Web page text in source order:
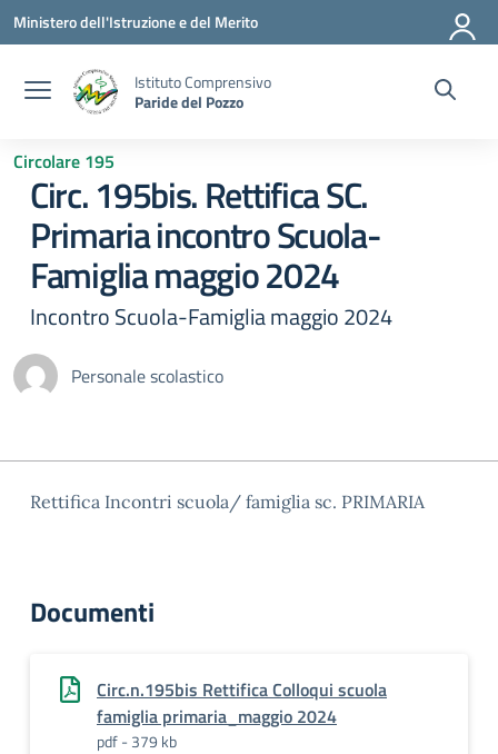
Vai ai contenuti
Vai al menu di navigazione
Vai al footer
Ministero dell'Istruzione e del Merito
Istituto Comprensivo
Paride del Pozzo
Circolare 195
Circ. 195bis. Rettifica SC.
Primaria incontro Scuola-
Famiglia maggio 2024
Incontro Scuola-Famiglia maggio 2024
Personale scolastico
Rettifica Incontri scuola/ famiglia sc. PRIMARIA
Documenti
Circ.n.195bis Rettifica Colloqui scuola
famiglia primaria_maggio 2024
pdf - 379 kb